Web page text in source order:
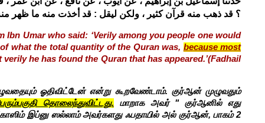
؟ قد ذهب منه قرآن كثير ، ولكن ليقل : قد أخذت منه ما ظهر
Umar who said: ‘Verily among you people one would
what the total quantity of the Quran was, because most
he has found the Quran that has appeared.’(Fadhail
ஓதிவிட்டேன் என்று கூறவேண்டாம். குர்ஆன் முழுவதும்
தொலைந்துவிட்டது. மாறாக அவர் " குர்ஆனில் எது
இப்னு ஸல்லாம் அவர்களது ஃபதாயில் அல் குர்ஆன், பாகம் 2